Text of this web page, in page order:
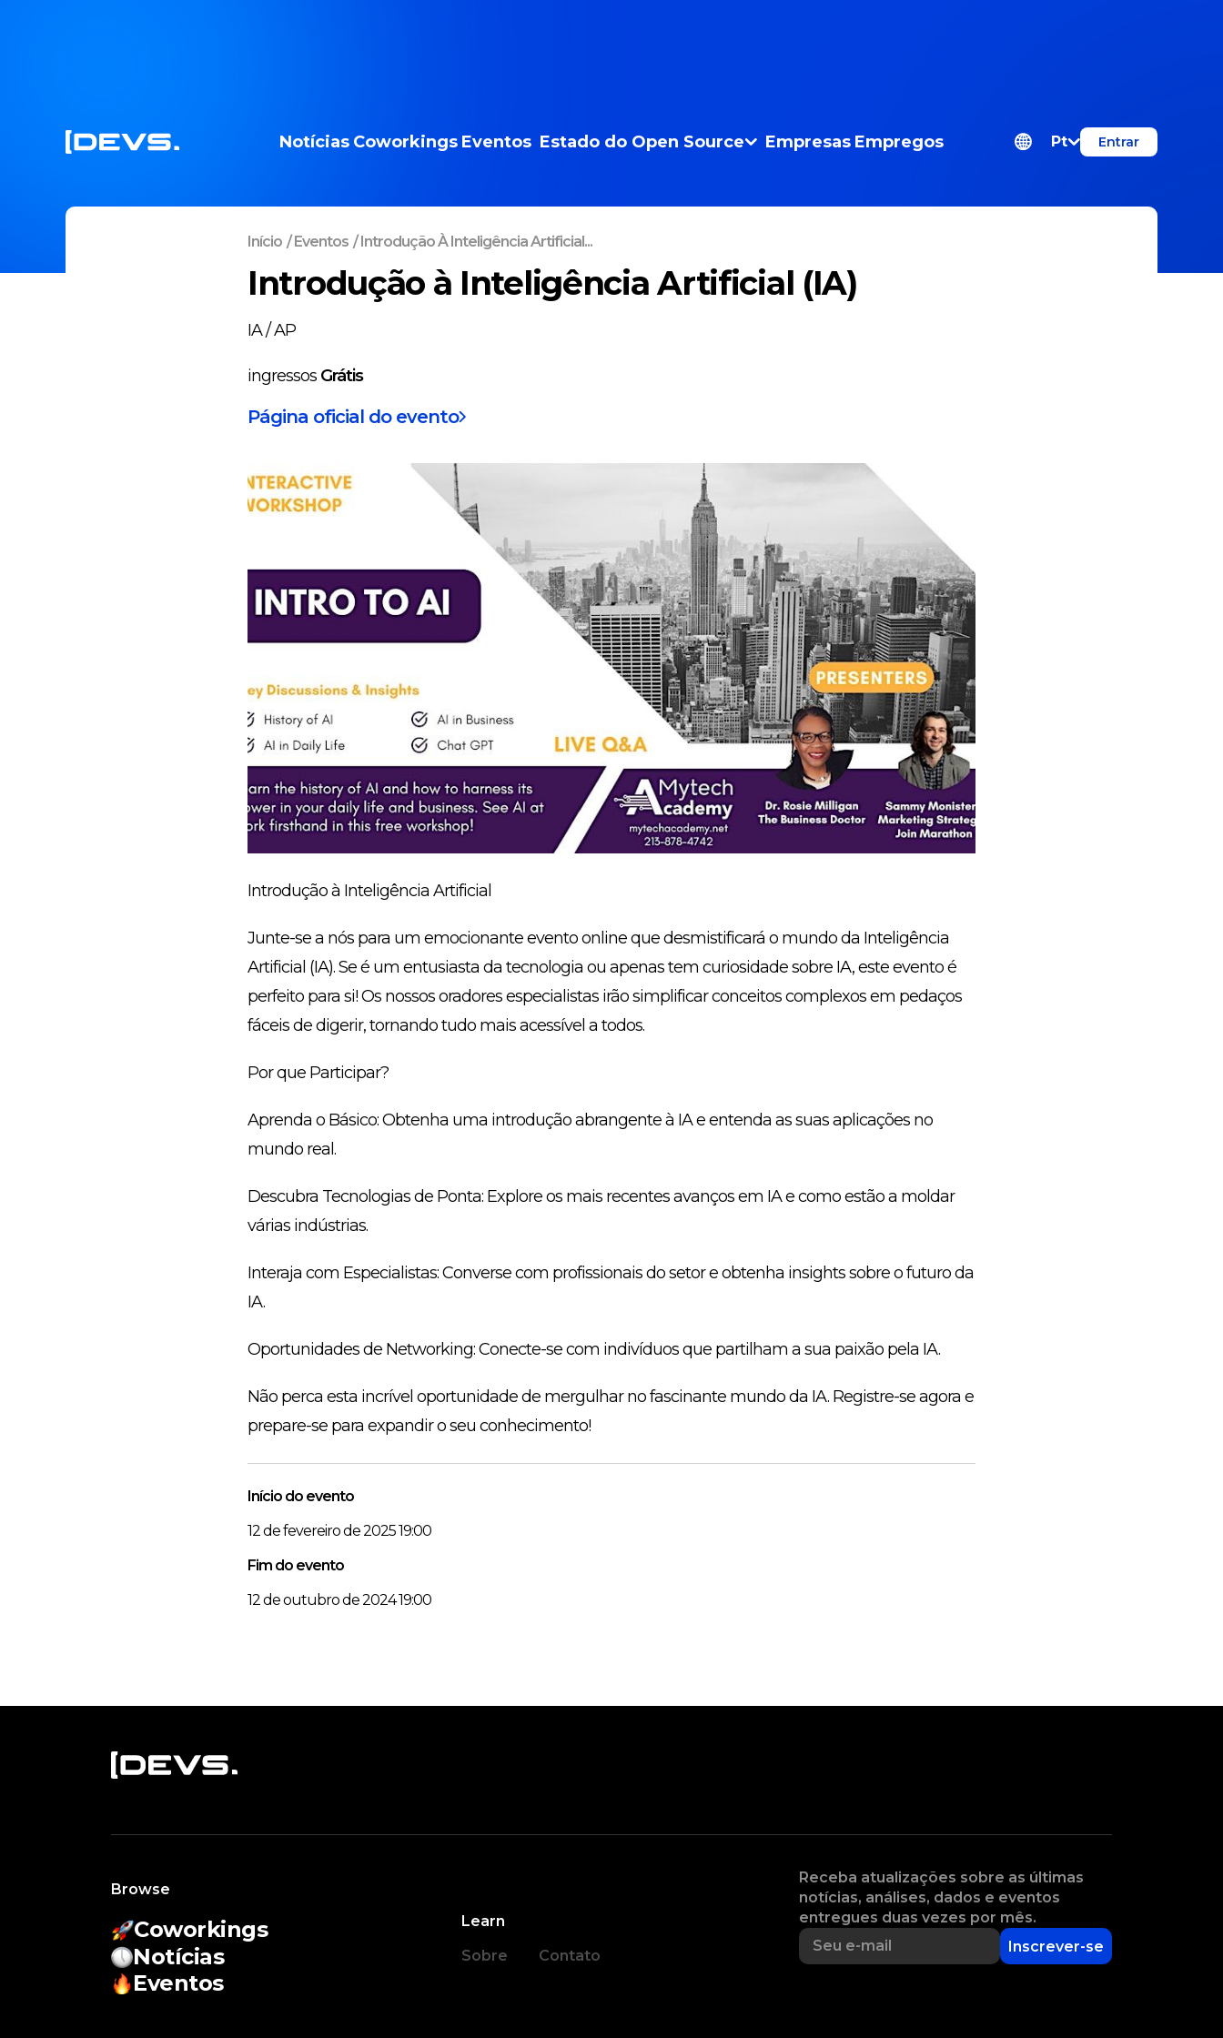
Notícias Coworkings Eventos Estado do Open Source Empresas Empregos Pt Entrar
Início /Eventos / Introdução À Inteligência Artificial...
Introdução à Inteligência Artificial (IA)
IA / AP
ingressos Grátis
Página oficial do evento
Introdução à Inteligência Artificial
Junte-se a nós para um emocionante evento online que desmistificará o mundo da Inteligência
Artificial (IA). Se é um entusiasta da tecnologia ou apenas tem curiosidade sobre IA, este evento é
perfeito para si! Os nossos oradores especialistas irão simplificar conceitos complexos em pedaços
fáceis de digerir, tornando tudo mais acessível a todos.
Por que Participar?
Aprenda o Básico: Obtenha uma introdução abrangente à IA e entenda as suas aplicações no
mundo real.
Descubra Tecnologias de Ponta: Explore os mais recentes avanços em IA e como estão a moldar
várias indústrias.
Interaja com Especialistas: Converse com profissionais do setor e obtenha insights sobre o futuro da
IA.
Oportunidades de Networking: Conecte-se com indivíduos que partilham a sua paixão pela IA.
Não perca esta incrível oportunidade de mergulhar no fascinante mundo da IA. Registre-se agora e
prepare-se para expandir o seu conhecimento!
Início do evento
12 de fevereiro de 2025 19:00
Fim do evento
12 de outubro de 2024 19:00
Browse
Coworkings
Notícias
Eventos
Learn
Sobre
Contato
Receba atualizações sobre as últimas
notícias, análises, dados e eventos
entregues duas vezes por mês.
Inscrever-se